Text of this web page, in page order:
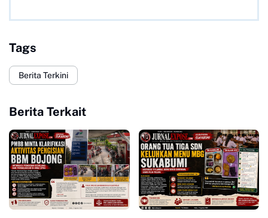
Tags
Berita Terkini
Berita Terkait